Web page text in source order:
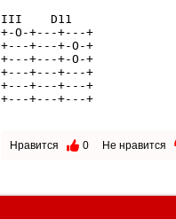
III    D11
+-O-+---+---+
+---+---+-O-+
+---+---+-O-+
+---+---+---+
+---+---+---+
+---+---+---+
Нравится 0 Не нравится